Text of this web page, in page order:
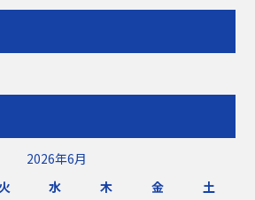
2026年6月
火 水 木 金 土